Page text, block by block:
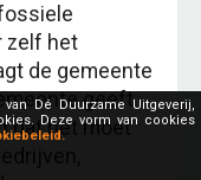
zelf het
de gemeente
geeft
dat het moet
Dé Duurzame Uitgeverij,
Deze vorm van cookies